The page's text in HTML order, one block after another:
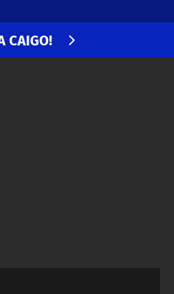
CAIGO!